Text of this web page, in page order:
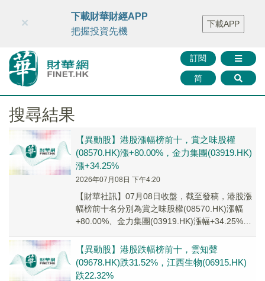
財華智庫網 FINTV FINMETA 財華證券 媒體矩陣
智庫沙龍
聯絡我們
訂閱
简
×
下載財華財經APP
把握投資先機
下載APP
搜尋結果
【異動股】港股漲幅榜前十，賞之味股權
(08570.HK)漲+80.00%，金力集團(03919.HK)
漲+34.25%
2026年07月08日 下午4:20
【財華社訊】07月08日收盤，截至發稿，港股漲
幅榜前十名分別為賞之味股權(08570.HK)漲幅
+80.00%、金力集團(03919.HK)漲幅+34.25%、
【異動股】港股跌幅榜前十，雲知聲
(09678.HK)跌31.52%，江西生物(06915.HK)
跌22.32%